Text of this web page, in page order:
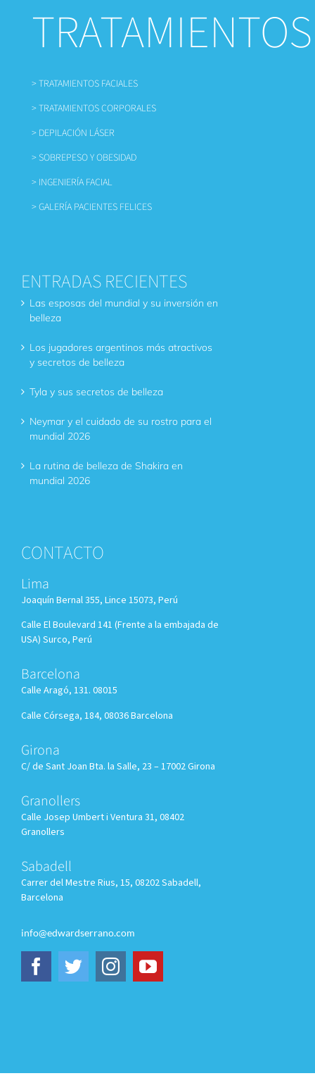
CONTACTO
Lima
Joaquín Bernal 355, Lince 15073, Perú
Calle El Boulevard 141 (Frente a la embajada de
USA) Surco, Perú
Barcelona
Calle Aragó, 131. 08015
Calle Córsega, 184, 08036 Barcelona
Girona
C/ de Sant Joan Bta. la Salle, 23 – 17002 Girona
Granollers
Calle Josep Umbert i Ventura 31, 08402
Granollers
Sabadell
Carrer del Mestre Rius, 15, 08202 Sabadell,
Barcelona
info@edwardserrano.com
ENTRADAS RECIENTES
Las esposas del mundial y su inversión en
belleza
Los jugadores argentinos más atractivos
y secretos de belleza
Tyla y sus secretos de belleza
Neymar y el cuidado de su rostro para el
mundial 2026
La rutina de belleza de Shakira en
mundial 2026
TRATAMIENTOS
> TRATAMIENTOS FACIALES
> TRATAMIENTOS CORPORALES
> DEPILACIÓN LÁSER
> SOBREPESO Y OBESIDAD
> INGENIERÍA FACIAL
> GALERÍA PACIENTES FELICES